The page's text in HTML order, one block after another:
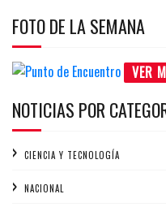
FOTO DE LA SEMANA
VER
NOTICIAS POR
CIENCIA Y TECNOLOGÍA
NACIONAL